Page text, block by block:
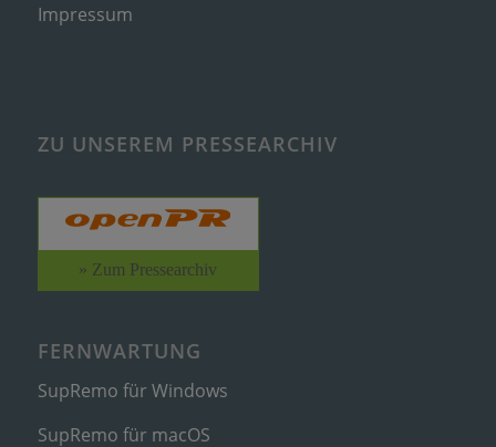
Impressum
ZU UNSEREM PRESSEARCHIV
» Zum Pressearchiv
FERNWARTUNG
SupRemo für Windows
SupRemo für macOS